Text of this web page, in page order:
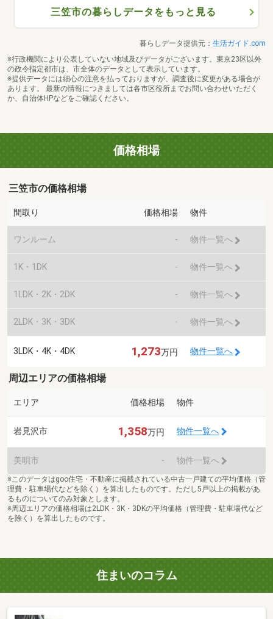
三笠市の暮らしデータをもっと見る
暮らしデータ提供元： 生活ガイド.com
※行政機関により公表していない地域及びデータがございます。東京23区以外
の政令指定都市は、市全体のデータとして表示しています。
※提供データには細心の注意を払っておりますが、調査後に変更がある場合が
あります。 最新の情報につきましては各市区役所までお問い合わせいただく
か、自治体HPなどをご確認ください。
価格相場
三笠市の価格相場
間取り 価格相場 物件
ワンルーム - 物件一覧へ
1K・1DK - 物件一覧へ
1LDK・2K・2DK - 物件一覧へ
2LDK・3K・3DK - 物件一覧へ
3LDK・4K・4DK 1,273万円 物件一覧へ
周辺エリアの価格相場
エリア 価格相場 物件
岩見沢市 1,358万円 物件一覧へ
美唄市 - 物件一覧へ
※このデータはgoo住宅・不動産に掲載されている中古一戸建ての平均価格（管
理費・駐車場代などを除く）を算出したものです。ただし5戸以上の掲載があ
るものについてのみ対象とします。
※周辺エリアの価格相場は2LDK・3K・3DKの平均価格（管理費・駐車場代など
を除く）を算出したものです。
住まいのコラム